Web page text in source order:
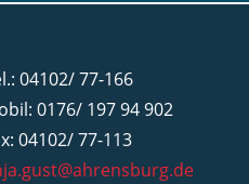
04102/ 77-166
0176/ 197 94 902
04102/ 77-113